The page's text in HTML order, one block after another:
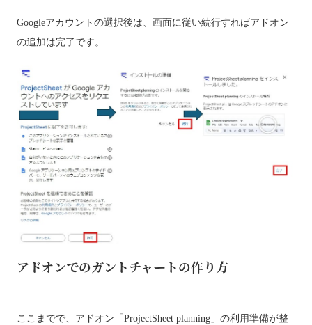
Googleアカウントの選択後は、画面に従い続行すればアドオン
の追加は完了です。
アドオンでのガントチャートの作り方
ここまでで、アドオン「ProjectSheet planning」の利用準備が整